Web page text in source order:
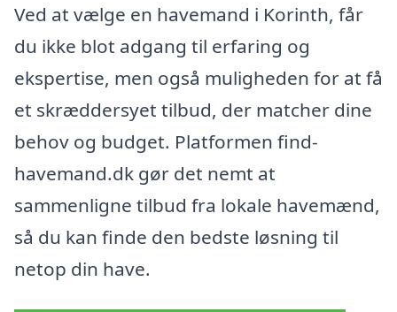
Ved at vælge en havemand i Korinth, får
du ikke blot adgang til erfaring og
ekspertise, men også muligheden for at få
et skræddersyet tilbud, der matcher dine
behov og budget. Platformen find-
havemand.dk gør det nemt at
sammenligne tilbud fra lokale havemænd,
så du kan finde den bedste løsning til
netop din have.